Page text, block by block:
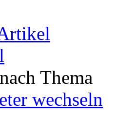
Thema
wechseln